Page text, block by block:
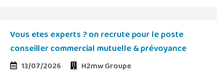
Vous etes experts ? on recrute pour le poste
conseiller commercial mutuelle & prévoyance
13/07/2026 H2mw Groupe